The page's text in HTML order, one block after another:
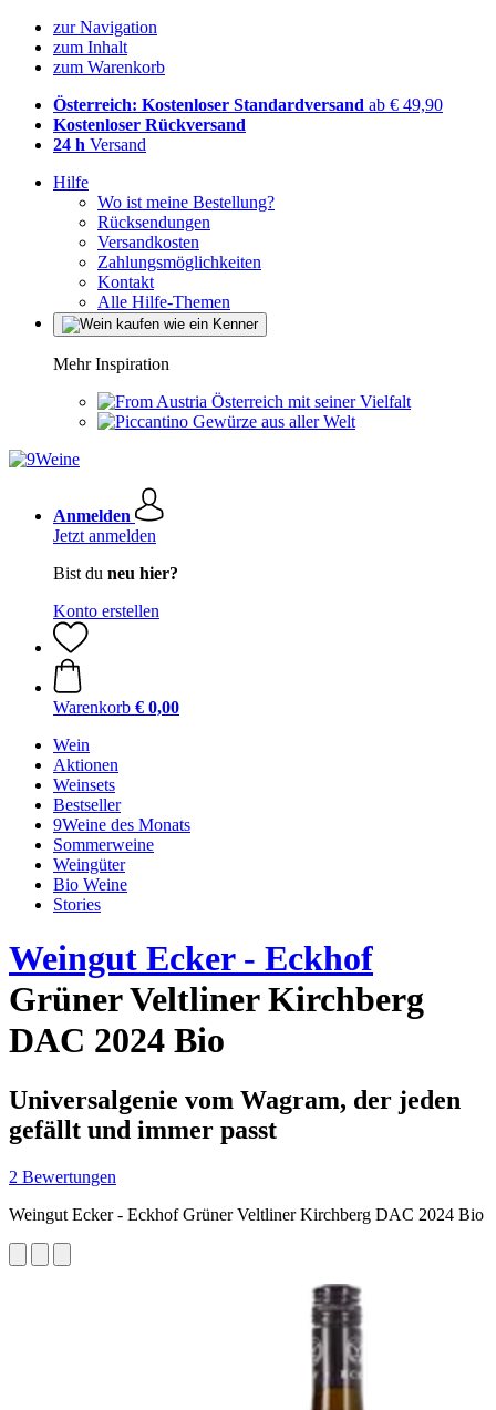
zur Navigation
zum Inhalt
zum Warenkorb
Österreich: Kostenloser Standardversand ab € 49,90
Kostenloser Rückversand
24 h Versand
Hilfe
Wo ist meine Bestellung?
Rücksendungen
Versandkosten
Zahlungsmöglichkeiten
Kontakt
Alle Hilfe-Themen
Mehr Inspiration
Österreich mit seiner Vielfalt
Gewürze aus aller Welt
Anmelden
Jetzt anmelden
Bist du neu hier?
Konto erstellen
Warenkorb € 0,00
Wein
Aktionen
Weinsets
Bestseller
9Weine des Monats
Sommerweine
Weingüter
Bio Weine
Stories
Weingut Ecker - Eckhof
Grüner Veltliner Kirchberg
DAC 2024 Bio
Universalgenie vom Wagram, der jeden
gefällt und immer passt
2 Bewertungen
Weingut Ecker - Eckhof Grüner Veltliner Kirchberg DAC 2024 Bio